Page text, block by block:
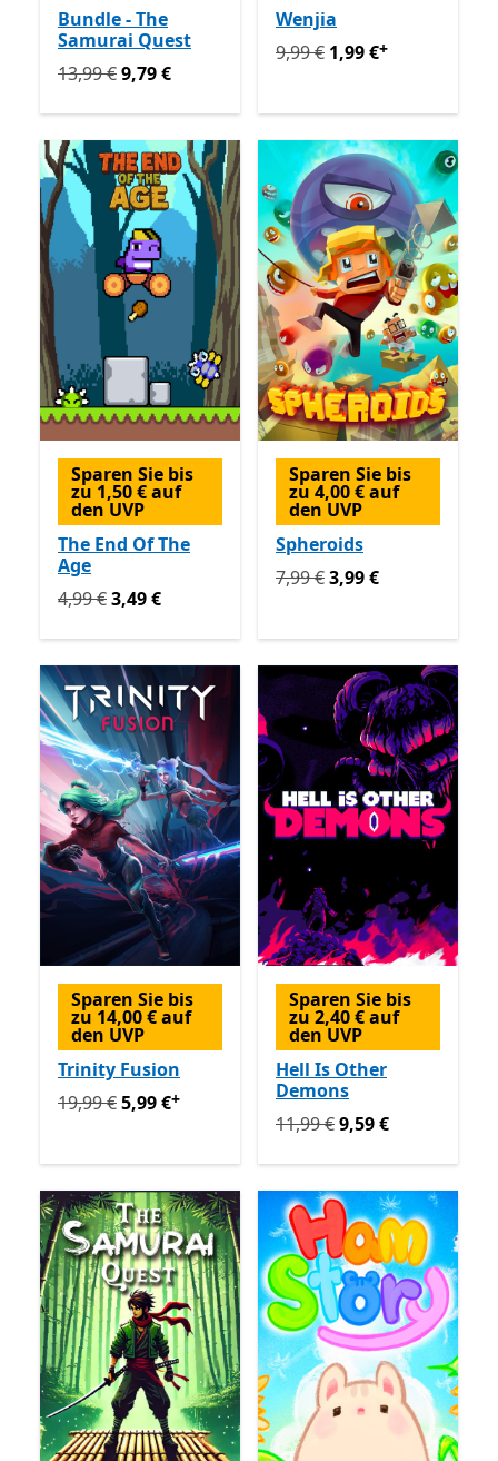
Bundle - The
Samurai Quest
Ursprünglich 13,99 € jetzt 9,79 €
13,99 €9,79 €
Wenjia
Ursprünglich 9,99 € jetzt
9,99 € 1,99 €+
Sparen Sie bis
zu 1,50 € auf
den UVP
The End Of The
Age
Ursprünglich 4,99 € jetzt 3,49 €
4,99 €3,49 €
Sparen Sie bis
zu 4,00 € auf
den UVP
Spheroids
Ursprünglich 7,99 € jetzt
7,99 €3,99 €
Sparen Sie bis
zu 14,00 € auf
den UVP
Trinity Fusion
Ursprünglich 19,99 € jetzt 5,99 €Enthält In-App-
19,99 €5,99 €+
Sparen Sie bis
zu 2,40 € auf
den UVP
Hell Is Other
Demons
Ursprünglich 11,99 € jetzt
11,99 €9,59 €